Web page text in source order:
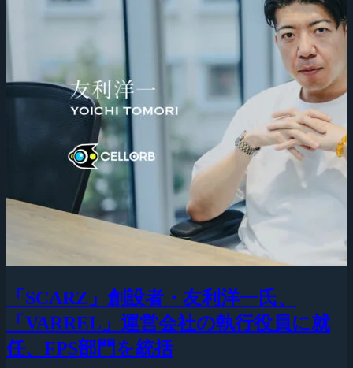
「SCARZ」創設者・友利洋一氏、
「VARREL」運営会社の執行役員に就
任、FPS部門を統括